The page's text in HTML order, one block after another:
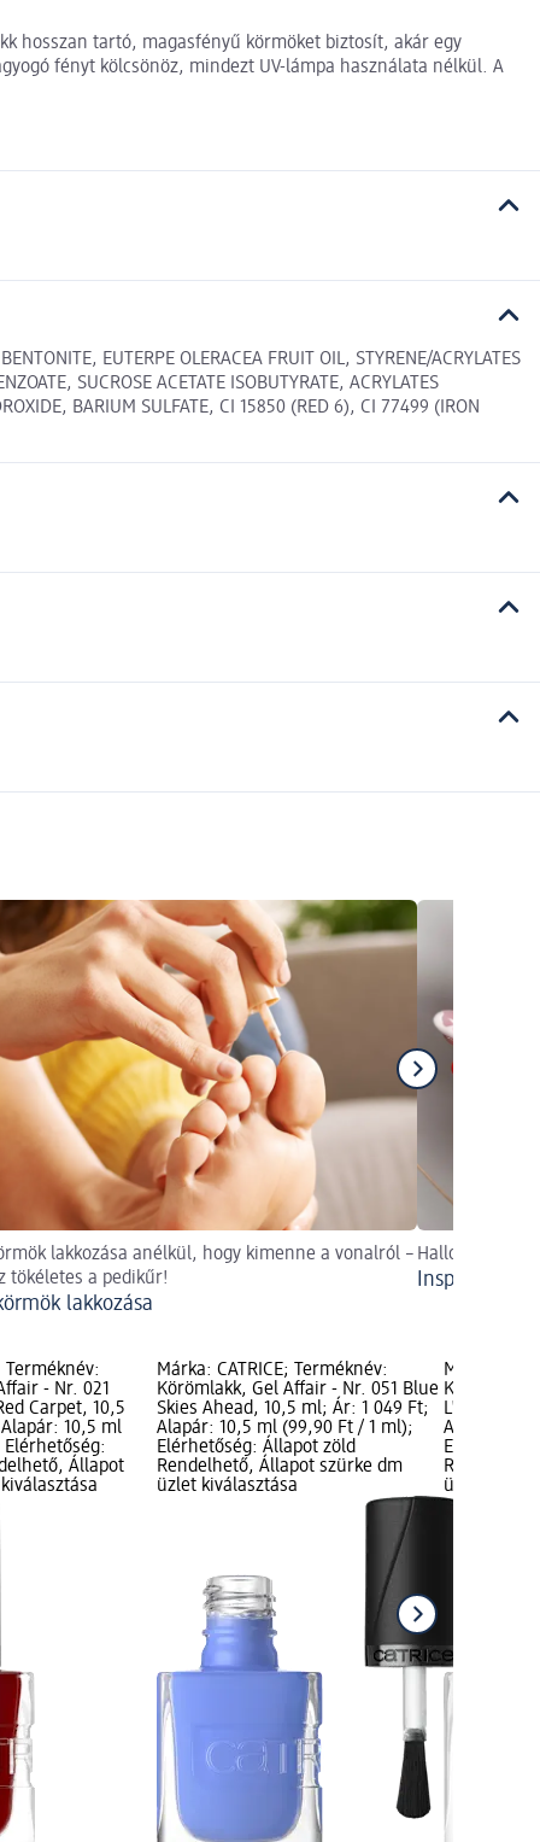
hosszan tartó, magasfényű körmöket biztosít, akár egy
fényt kölcsönöz, mindezt UV-lámpa használata nélkül. A
EUTERPE OLERACEA FRUIT OIL, STYRENE/ACRYLATES
SUCROSE ACETATE ISOBUTYRATE, ACRYLATES
BARIUM SULFATE, CI 15850 (RED 6), CI 77499 (IRON
lakkozása anélkül, hogy kimenne a vonalról –
tökéletes a pedikűr!
lakkozása
Halloweeni
Inspirációk
Terméknév:
- Nr. 021
Carpet, 10,5
10,5 ml
Állapot
Márka: CATRICE; Terméknév:
Körömlakk, Gel Affair - Nr. 051 Blue
Skies Ahead, 10,5 ml; Ár: 1 049 Ft;
Alapár: 10,5 ml (99,90 Ft / 1 ml);
Elérhetőség: Állapot zöld
Rendelhető, Állapot szürke dm
üzlet kiválasztása
Márka:
Körömlakk,
L'Amour,
Alapár:
üzlet